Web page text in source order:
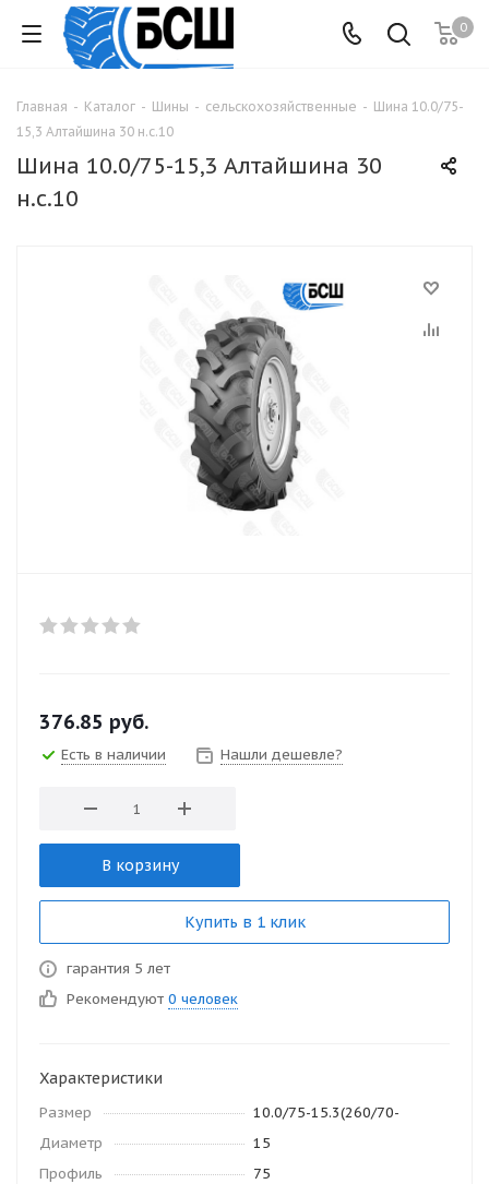
0
Главная - Каталог - Шины - сельскохозяйственные - Шина 10.0/75-
15,3 Алтайшина 30 н.с.10
Шина 10.0/75-15,3 Алтайшина 30
н.с.10
376.85 руб.
Есть в наличии Нашли дешевле?
В корзину
Купить в 1 клик
гарантия 5 лет
Рекомендуют 0 человек
Характеристики
Размер
10.0/75-15.3(260/70-
Диаметр
15
Профиль
75